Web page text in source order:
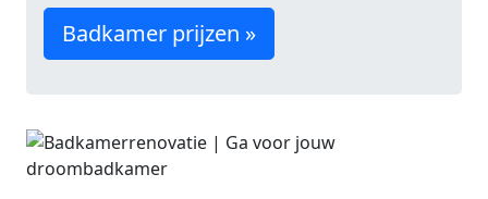
Badkamer prijzen »